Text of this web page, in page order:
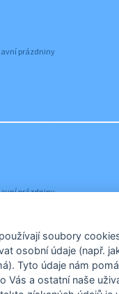
prázdniny
prázdniny
Provozováno na
soubory
osobní údaje (např.
Tyto údaje nám
Vás a ostatní naše